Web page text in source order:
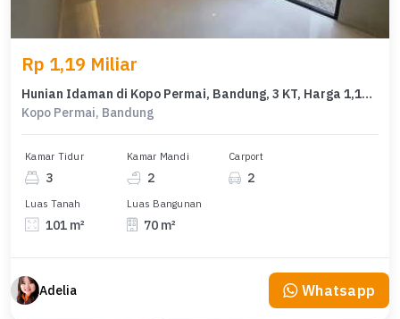
Rp 1,19 Miliar
Hunian Idaman di Kopo Permai, Bandung, 3 KT, Harga 1,19 Miliar
Kopo Permai, Bandung
Kamar Tidur
3
Kamar Mandi
2
Carport
2
Luas Tanah
101 m²
Luas Bangunan
70 m²
Adelia Whatsapp